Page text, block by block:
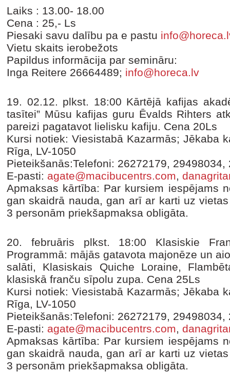
Laiks : 13.00- 18.00
Cena : 25,- Ls
Piesaki savu dalību pa e pastu
Vietu skaits ierobežots
Papildus informācija par semināru:
Inga Reitere 26664489; info@horeca.lv
19. 02.12. plkst. 18:00 Kārtējā kafijas
tasītei” Mūsu kafijas guru Ēvalds Rihters
pareizi pagatavot lielisku kafiju. Cena 20Ls
Kursi notiek: Viesistabā Kazarmās; Jēkaba
Rīga, LV-1050
Pieteikšanās:Telefoni: 26272179, 29498034,
E-pasti: agate@macibucentrs.com,
Apmaksas kārtība: Par kursiem iespējams
gan skaidrā nauda, gan arī ar karti uz
3 personām priekšapmaksa obligāta.
20. februāris plkst. 18:00 Klasiskie
Programmā: mājās gatavota majonēze un
salāti, Klasiskais Quiche Loraine,
klasiskā franču sīpolu zupa. Cena 25Ls
Kursi notiek: Viesistabā Kazarmās; Jēkaba
Rīga, LV-1050
Pieteikšanās:Telefoni: 26272179, 29498034,
E-pasti: agate@macibucentrs.com,
Apmaksas kārtība: Par kursiem iespējams
gan skaidrā nauda, gan arī ar karti uz
3 personām priekšapmaksa obligāta.